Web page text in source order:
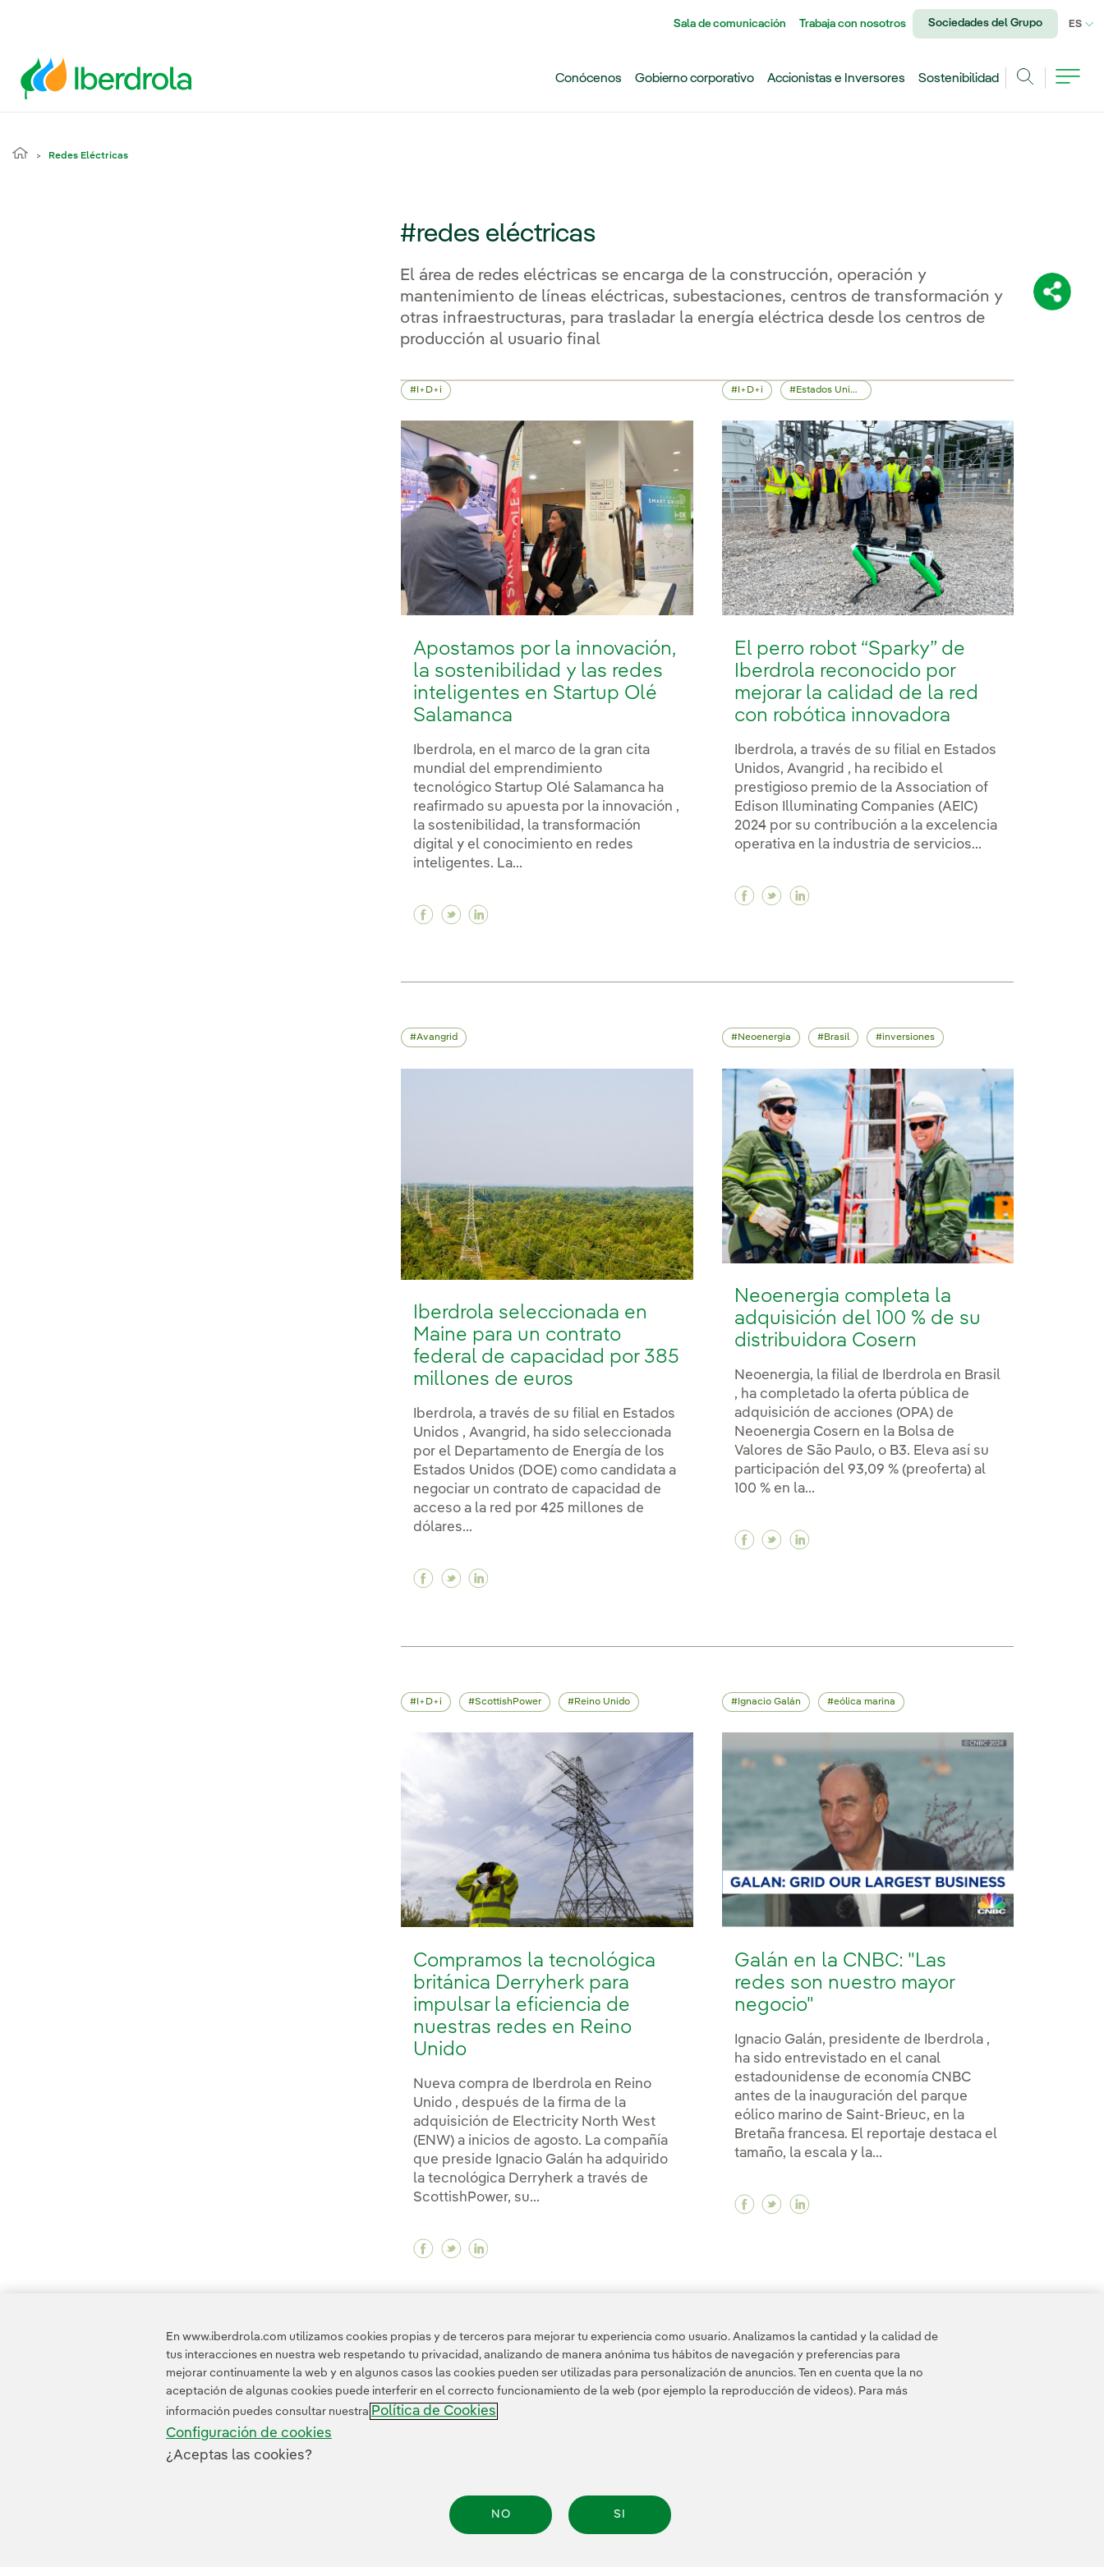
Sala de comunicación Trabaja con nosotros Sociedades del Grupo ES
Conócenos Gobierno corporativo Accionistas e Inversores
Sostenibilidad
Redes Eléctricas
#redes eléctricas
El área de redes eléctricas se encarga de la construcción, operación y
mantenimiento de líneas eléctricas, subestaciones, centros de transformación y
otras infraestructuras, para trasladar la energía eléctrica desde los centros de
producción al usuario final
I+D+i
Apostamos por la innovación,
la sostenibilidad y las redes
inteligentes en Startup Olé
Salamanca
Iberdrola, en el marco de la gran cita
mundial del emprendimiento
tecnológico Startup Olé Salamanca ha
reafirmado su apuesta por la innovación ,
la sostenibilidad, la transformación
digital y el conocimiento en redes
inteligentes. La...
Facebook Apostamos por la innovación, la sostenibilidad y las redes inteligentes en Startup Olé
Twitter Apostamos por la innovación, la sostenibilidad y las redes inteligentes en Startup Olé
I+D+i Estados Unidos
El perro robot “Sparky” de
Iberdrola reconocido por
mejorar la calidad de la red
con robótica innovadora
Iberdrola, a través de su filial en Estados
Unidos, Avangrid , ha recibido el
prestigioso premio de la Association of
Edison Illuminating Companies (AEIC)
2024 por su contribución a la excelencia
operativa en la industria de servicios...
Facebook El perro robot “Sparky” de Iberdrola
Twitter El perro robot “Sparky” de Iberdrola
Avangrid
Iberdrola seleccionada en
Maine para un contrato
federal de capacidad por 385
millones de euros
Iberdrola, a través de su filial en Estados
Unidos , Avangrid, ha sido seleccionada
por el Departamento de Energía de los
Estados Unidos (DOE) como candidata a
negociar un contrato de capacidad de
acceso a la red por 425 millones de
dólares...
Facebook Iberdrola seleccionada en Maine para un contrato federal de capacidad por 385
Twitter Iberdrola seleccionada en Maine para un contrato federal de capacidad por 385
Neoenergia Brasil inversiones
Neoenergia completa la
adquisición del 100 % de su
distribuidora Cosern
Neoenergia, la filial de Iberdrola en Brasil
, ha completado la oferta pública de
adquisición de acciones (OPA) de
Neoenergia Cosern en la Bolsa de
Valores de São Paulo, o B3. Eleva así su
participación del 93,09 % (preoferta) al
100 % en la...
Facebook Neoenergia completa la adquisición del
Twitter Neoenergia completa la adquisición
I+D+i ScottishPower Reino Unido
Compramos la tecnológica
británica Derryherk para
impulsar la eficiencia de
nuestras redes en Reino
Unido
Nueva compra de Iberdrola en Reino
Unido , después de la firma de la
adquisición de Electricity North West
(ENW) a inicios de agosto. La compañía
que preside Ignacio Galán ha adquirido
la tecnológica Derryherk a través de
ScottishPower, su...
Facebook Compramos la tecnológica británica Derryherk para impulsar la eficiencia de nuestras
Twitter Compramos la tecnológica británica Derryherk para impulsar la eficiencia de nuestras
Ignacio Galán eólica marina
Galán en la CNBC: "Las
redes son nuestro mayor
negocio"
Ignacio Galán, presidente de Iberdrola ,
ha sido entrevistado en el canal
estadounidense de economía CNBC
antes de la inauguración del parque
eólico marino de Saint-Brieuc, en la
Bretaña francesa. El reportaje destaca el
tamaño, la escala y la...
Facebook Galán en la CNBC: "Las redes son
Twitter Galán en la CNBC: "Las redes son
>
Información legal Política de cookies Configuración de cookies
En www.iberdrola.com utilizamos cookies propias y de terceros para mejorar tu experiencia como usuario. Analizamos la cantidad y la calidad de
tus interacciones en nuestra web respetando tu privacidad, analizando de manera anónima tus hábitos de navegación y preferencias para
mejorar continuamente la web y en algunos casos las cookies pueden ser utilizadas para personalización de anuncios. Ten en cuenta que la no
aceptación de algunas cookies puede interferir en el correcto funcionamiento de la web (por ejemplo la reproducción de videos). Para más
información puedes consultar nuestra Política de Cookies
Configuración de cookies
¿Aceptas las cookies?
NO SI